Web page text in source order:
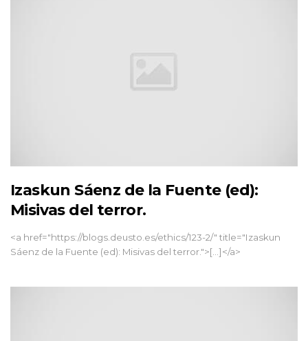
Izaskun Sáenz de la Fuente (ed):
Misivas del terror.
<a href="https://blogs.deusto.es/ethics/123-2/" title="Izaskun
Sáenz de la Fuente (ed): Misivas del terror.">[...]</a>